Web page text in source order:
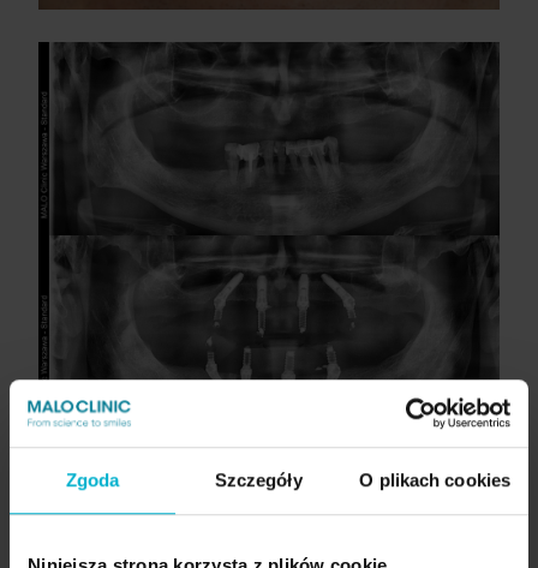
Zgoda Szczegóły O plikach cookies
Leczenie metodą Malo Clinic Protocol może być